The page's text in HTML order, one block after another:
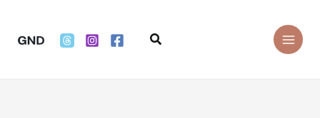
content
Search